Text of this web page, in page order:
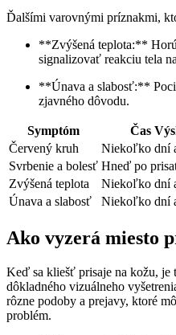
Ďalšími varovnými príznakmi,
**Zvýšená teplota:**
signalizovať reakciu tela
**Únava a‌ slabosť:**
zjavného dôvodu.
Symptóm
Čas
Červený kruh
Niekoľko ⁢dní​
Svrbenie a bolesť Hneď po
Zvýšená teplota
Niekoľko dní
Únava a slabosť
Niekoľko‌ dní
Ako vyzerá miesto
Keď ‌sa kliešť‍ prisaje na kožu, je
dôkladného vizuálneho
rôzne⁢ podoby a prejavy, ktoré
‌problém.